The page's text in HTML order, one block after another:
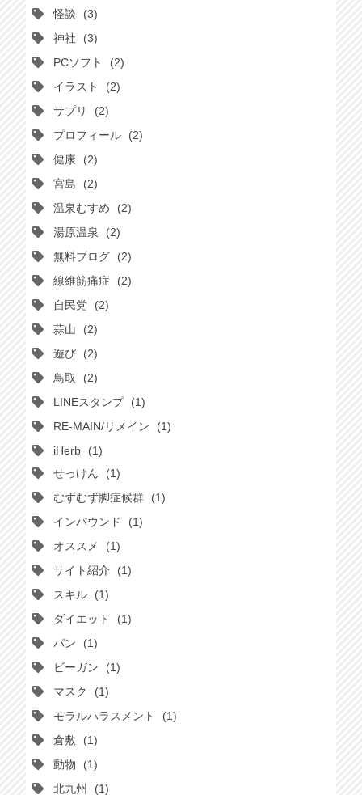
怪談
3
神社
3
PCソフト
2
イラスト
2
サプリ
2
プロフィール
2
健康
2
宮島
2
温泉むすめ
2
湯原温泉
2
無料ブログ
2
線維筋痛症
2
自民党
2
蒜山
2
遊び
2
鳥取
2
LINEスタンプ
1
RE-MAIN/リメイン
1
iHerb
1
せっけん
1
むずむず脚症候群
1
インバウンド
1
オススメ
1
サイト紹介
1
スキル
1
ダイエット
1
パン
1
ビーガン
1
マスク
1
モラルハラスメント
1
倉敷
1
動物
1
北九州
1